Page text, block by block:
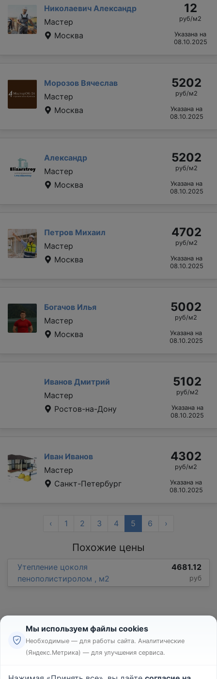
Николаевич Александр
Мастер
Москва
12
руб/м2
Указана на
08.10.2025
Морозов Вячеслав
Мастер
Москва
5202
руб/м2
Указана на
08.10.2025
Александр
Мастер
Москва
5202
руб/м2
Указана на
08.10.2025
Петров Михаил
Мастер
Москва
4702
руб/м2
Указана на
08.10.2025
Богачов Илья
Мастер
Москва
5002
руб/м2
Указана на
08.10.2025
Иванов Дмитрий
Мастер
Ростов-на-Дону
5102
руб/м2
Указана на
08.10.2025
Иван Иванов
Мастер
Санкт-Петербург
4302
руб/м2
Указана на
08.10.2025
‹ 1 2 3 4 5 6 ›
Похожие цены
Утепление цоколя
пенополистиролом , м2
4681.12
руб
Реклама
Мы используем файлы cookies
Необходимые — для работы сайта. Аналитические
(Яндекс.Метрика) — для улучшения сервиса.